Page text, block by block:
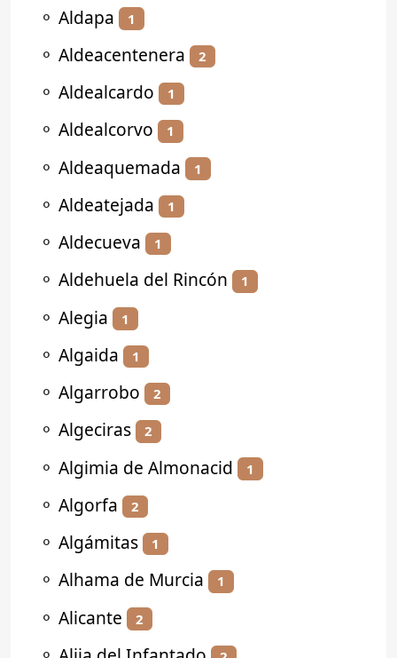
⚬ Aldapa 1
⚬ Aldeacentenera 2
⚬ Aldealcardo 1
⚬ Aldealcorvo 1
⚬ Aldeaquemada 1
⚬ Aldeatejada 1
⚬ Aldecueva 1
⚬ Aldehuela del Rincón 1
⚬ Alegia 1
⚬ Algaida 1
⚬ Algarrobo 2
⚬ Algeciras 2
⚬ Algimia de Almonacid 1
⚬ Algorfa 2
⚬ Algámitas 1
⚬ Alhama de Murcia 1
⚬ Alicante 2